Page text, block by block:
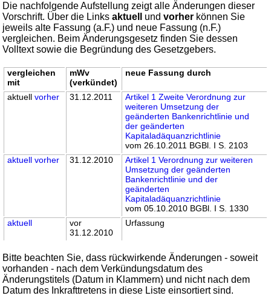
Die nachfolgende Aufstellung zeigt alle Änderungen dieser
Vorschrift. Über die Linksaktuell undvorher können Sie
jeweils alte Fassung (a.F.) und neue Fassung (n.F.)
vergleichen. Beim Änderungsgesetz finden Sie dessen
Volltext sowie die Begründung des Gesetzgebers.
vergleichen
mit
mWv
(verkündet)
neue Fassung durch
aktuellvorher 31.12.2011
Artikel 1 Zweite Verordnung zur
weiteren Umsetzung der
geänderten Bankenrichtlinie und
der geänderten
Kapitaladäquanzrichtlinie
vom 26.10.2011 BGBl. I S. 2103
aktuell vorher 31.12.2010
Artikel 1 Verordnung zur weiteren
Umsetzung der geänderten
Bankenrichtlinie und der
geänderten
Kapitaladäquanzrichtlinie
vom 05.10.2010 BGBl. I S. 1330
aktuell
vor
31.12.2010
Urfassung
Bitte beachten Sie, dass rückwirkende Änderungen - soweit
vorhanden - nach dem Verkündungsdatum des
Änderungstitels (Datum in Klammern) und nicht nach dem
Datum des Inkrafttretens in diese Liste einsortiert sind.